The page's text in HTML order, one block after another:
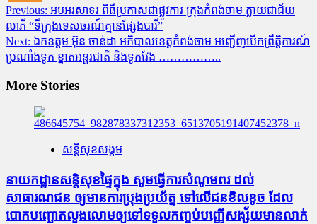
Post
navigation
Previous: អបអរសាទរ ពិធីប្រកាសជាផ្លូវការ ក្រុងកំពង់ចាម ក្លាយជាជ័យ
លាភី “ទីក្រុងទេសចរណ៍គ្មានផ្សែងបារី”
Next: ឯកឧត្តម អ៊ុន ចាន់ដា អភិបាលខេត្តកំពង់ចាម អញ្ជើញបើកព្រឹត្តិការណ៍
ប្រណាំងទូក ខ្នាតអន្តរជាតិ និងទូកវែង ……………..
More Stories
សន្តិសុខសង្គម
នាយកដ្ឋានសន្តិសុខផ្ទៃក្នុង សូមធ្វើការសំណូមពរ ដល់
សាធារណជន ឲ្យមានការប្រុងប្រយ័ត្ន ទៅលើជនខិលខូច ដែល
បោកបញ្ឆោតលួងលោមឲ្យទៅទទួលកញ្ចប់បញ្ញើសង្ស័យមានលាក់